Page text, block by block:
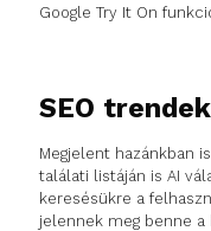
Google Try It On
SEO trendek
Megjelent hazánkban
találati listáján is AI
keresésükre a
jelennek meg benne